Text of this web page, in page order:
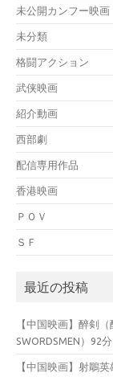
未公開カンフー映画
未分類
格闘アクション
武侠映画
紹介動画
西部劇
配信専用作品
香港映画
ＰＯＶ
ＳＦ
最近の投稿
【中国映画】醉剣（
SWORDSMEN）92分
【中国映画】射鵰